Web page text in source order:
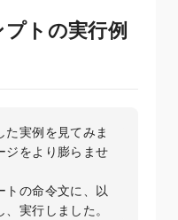
トの実行例
た実例を見てみま
ジをより膨らませ
トの命令文に、以
実行しました。